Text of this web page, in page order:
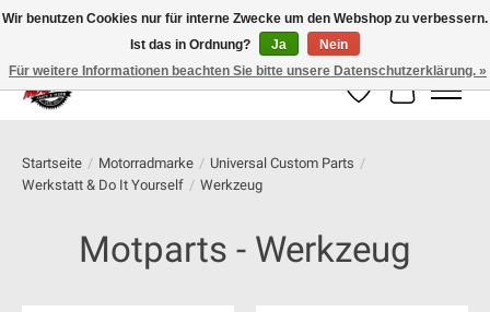
100% schweizer Onlineshop für Dein Motorrad
Wunschzettel
Ihr
Startseite / Motorradmarke / Universal Custom Parts /
Werkstatt & Do It Yourself / Werkzeug
Motparts - Werkzeug
Wir benutzen Cookies nur für interne Zwecke um den Webshop zu verbessern.
Ist das in Ordnung?
Ja
Nein
Für weitere Informationen beachten Sie bitte unsere Datenschutzerklärung. »